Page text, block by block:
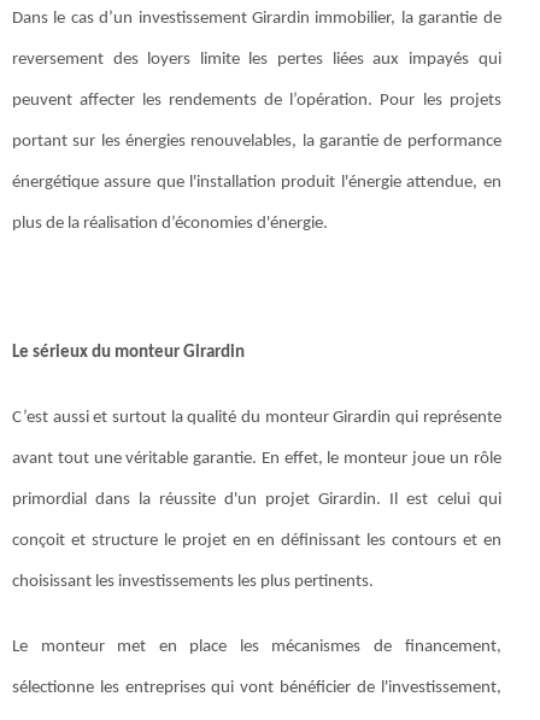
Dans le cas d’un investissement Girardin immobilier, la garantie de
reversement des loyers limite les pertes liées aux impayés qui
peuvent affecter les rendements de l’opération. Pour les projets
portant sur les énergies renouvelables, la garantie de performance
énergétique assure que l'installation produit l'énergie attendue, en
plus de la réalisation d’économies d'énergie.
Le sérieux du monteur Girardin
C’est aussi et surtout la qualité du monteur Girardin qui représente
avant tout une véritable garantie. En effet, le monteur joue un rôle
primordial dans la réussite d'un projet Girardin. Il est celui qui
conçoit et structure le projet en en définissant les contours et en
choisissant les investissements les plus pertinents.
Le monteur met en place les mécanismes de financement,
sélectionne les entreprises qui vont bénéficier de l'investissement,